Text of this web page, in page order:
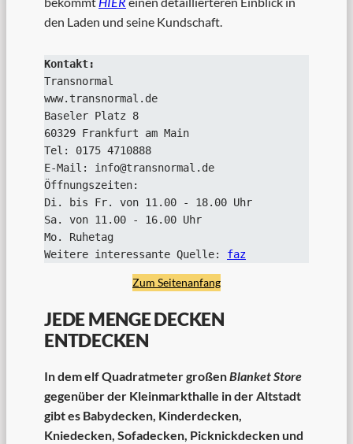
den Laden und seine Kundschaft.
Transnormal
www.transnormal.de
Baseler Platz 8
60329 Frankfurt am Main
Tel: 0175 4710888
E-Mail: info@transnormal.de
Öffnungszeiten:
Di. bis Fr. von 11.00 - 18.00 Uhr
Sa. von 11.00 - 16.00 Uhr
Mo. Ruhetag
Weitere interessante Quelle: faz
Zum Seitenanfang
JEDE MENGE DECKEN
ENTDECKEN
In dem elf Quadratmeter großenBlanket Store
gegenüber der Kleinmarkthalle in der Altstadt
gibt es Babydecken, Kinderdecken,
Kniedecken, Sofadecken, Picknickdecken und